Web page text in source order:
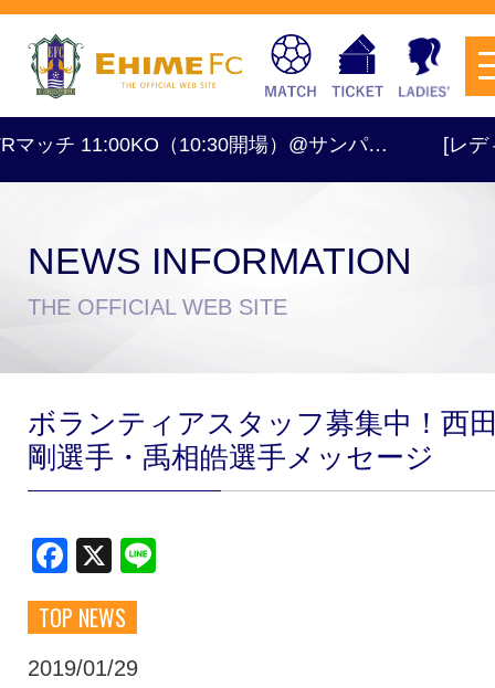
試合日程・結果 アクセス
スクール
チケットを購入
チ 11:00KO（10:30開場）@サンパ… [レディ
NEWS INFORMATION
THE OFFICIAL WEB SITE
ボランティアスタッフ募集中！西
剛選手・禹相皓選手メッセージ
Facebook
X
TOP NEWS
2019/01/29